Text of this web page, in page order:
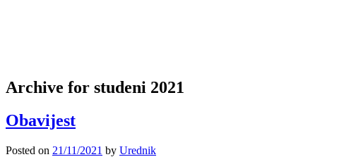
Archive for studeni 2021
Obavijest
Posted on 21/11/2021 by Urednik